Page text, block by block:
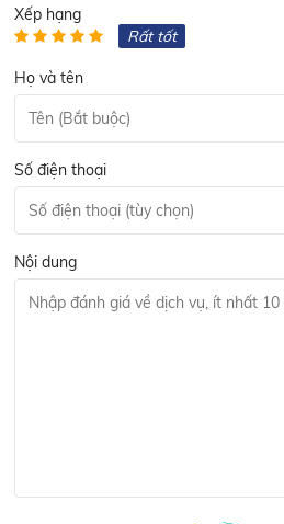
Xếp hạng
Rất tốt
Họ và tên
Số điện thoại
Nội dung